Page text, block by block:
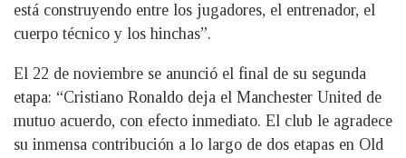
está construyendo entre los jugadores, el entrenador, el
cuerpo técnico y los hinchas”.
El 22 de noviembre se anunció el final de su segunda
etapa: “Cristiano Ronaldo deja el Manchester United de
mutuo acuerdo, con efecto inmediato. El club le agradece
su inmensa contribución a lo largo de dos etapas en Old